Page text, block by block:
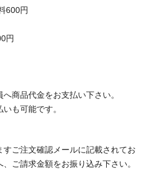
600円
円
商品代金をお支払い下さい。
も可能です。
ご注文確認メールに記載されてお
ご請求金額をお振り込み下さい。